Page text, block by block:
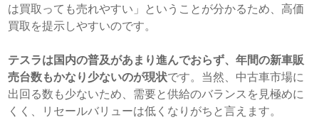
は買取っても売れやすい」ということが分かるため、高価
買取を提示しやすいのです。
テスラは国内の普及があまり進んでおらず、年間の新車販
売台数もかなり少ないのが現状です。当然、中古車市場に
出回る数も少ないため、需要と供給のバランスを見極めに
くく、リセールバリューは低くなりがちと言えます。